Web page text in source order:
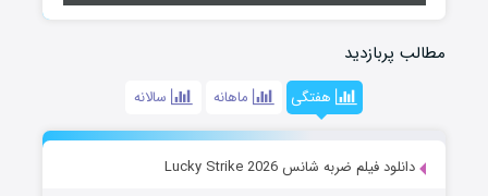
مطالب پربازدید
هفتگی ماهانه سالانه
دانلود فیلم ضربه شانس Lucky Strike 2026